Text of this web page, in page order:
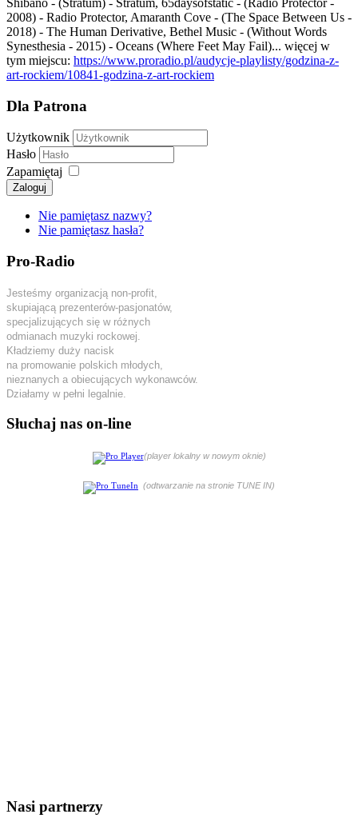
2008) - Radio Protector, Amaranth Cove - (The Space Between Us -
2018) - The Human Derivative, Bethel Music - (Without Words
Synesthesia - 2015) - Oceans (Where Feet May Fail)... więcej w
tym miejscu: https://www.proradio.pl/audycje-playlisty/godzina-z-
art-rockiem/10841-godzina-z-art-rockiem
Dla Patrona
Użytkownik
Hasło
Zapamiętaj
Zaloguj
Nie pamiętasz nazwy?
Nie pamiętasz hasła?
Pro-Radio
Jesteśmy organizacją non-profit,
skupiającą prezenterów-pasjonatów,
specjalizujących się w różnych
odmianach muzyki rockowej.
Kładziemy duży nacisk
na promowanie polskich młodych,
nieznanych a obiecujących wykonawców.
Działamy w pełni legalnie.
Słuchaj nas on-line
(player lokalny w nowym oknie)
(odtwarzanie na stronie TUNE IN)
Nasi partnerzy